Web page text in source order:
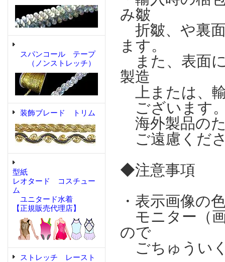
スパンコール テープ
（ノンストレッチ）
装飾ブレード トリム
型紙
レオタード コスチュー
ム
ユニタード水着
【正規販売代理店】
ストレッチ レースト
み皺
折皺、や裏
ます。
また、表面
製造
上または、
ございます
海外製品の
ご遠慮くだ
◆注意事項
・表示画像の
モニター（
ので
ごちゅうい